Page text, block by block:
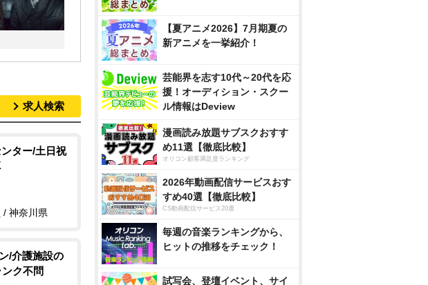
求人検索
ター/土日祝
/ 神奈川県
/介護施設の
ク不問
【夏アニメ2026】7月期夏の
新アニメを一挙紹介！
芸能界を志す10代～20代を応
援！オーディション・スクー
ル情報はDeview
漫画読み放題サブスクおすす
め11選【徹底比較】
オリコン顧客満足度ランキング
2026年動画配信サービスおす
すめ40選【徹底比較】
CS動画配信サービス20選
毎週の音楽ランキングから、
ヒットの推移をチェック！
試写会、登壇イベント、サイ